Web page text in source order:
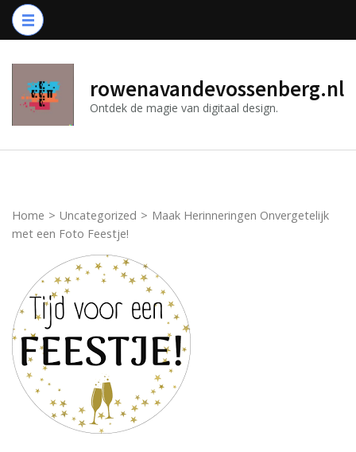
Ga
naar
(druk
Enter)
rowenavandevossenberg.nl
Ontdek de magie van digitaal design.
Home > Uncategorized > Maak Herinneringen Onvergetelijk
met een Foto Feestje!